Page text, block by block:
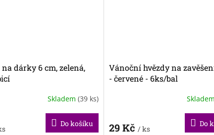
dárky 6 cm, zelená,
Skladem (39 ks)
Do košíku
Vánoční hvězdy na
- červené - 6ks/bal
Skladem
29 Kč / ks
Do